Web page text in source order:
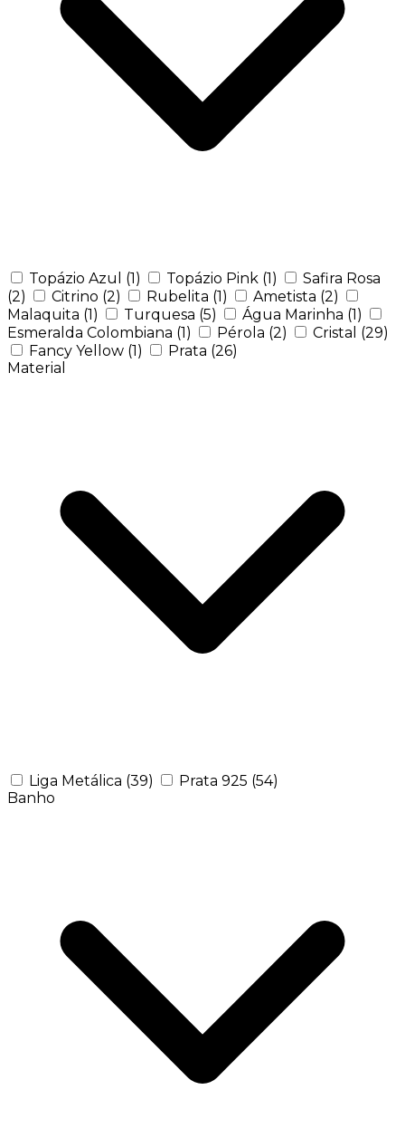
Topázio Azul (1) Topázio Pink (1)
Safira Rosa
(2)
Citrino (2) Rubelita (1) Ametista (2)
Malaquita (1) Turquesa (5) Água Marinha (1)
Esmeralda Colombiana (1) Pérola (2) Cristal (29)
Fancy Yellow (1) Prata (26)
Material
Liga Metálica (39) Prata 925 (54)
Banho